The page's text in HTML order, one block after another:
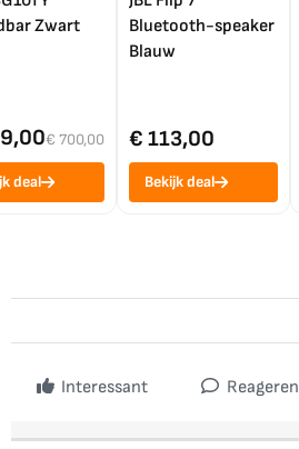
Zwart
€ 700,00
deal
Bluetooth-speaker
Blauw
€ 113,00
Bekijk deal
Interessant Reageren